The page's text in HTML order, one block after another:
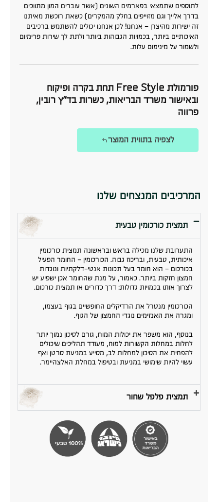
לתוספים שתמצאי בפארמים השונים (אשר עוברים המון מתווכים
בדרך אלייך וגם מזוייפים בחלק מהמקרים) כשאת רוכשת מאיתנו
זה ישירות מהיצרן – אנחנו! לכן אנחנו יכולים להשתמש ברכיבים
האיכותיים ביותר, בכמויות הגבוהות ביותר ולתת לך שירות פרימיום
ולשמור על מינימום עלות.
פורמולת Free Style תחת בקרה ופיקוח
ובאישור משרד הבריאות, כשרות בד״ץ רובין,
פרווה
לצפיה בתווית המוצר
המרכיבים המנצחים שלנו
תמצית כורכומין טבעית
התערובת שלנו מכילה בראש ובראשונה תמצית כורכומין
איכותית, טבעית, ובריכוז גבוה. הכורכומין – החומר הפעיל
בכורכום – הוא חומר בעל תכונות אנטי-דלקתיות ונוגדות
חמצון חזקות ביותר. כאמור, על מנת שהחומר אכן ישפיע יש
לצרוך אותו בכמויות גדולות: דרך כדורים או תמצית כורכום.
הכורכומין מנטרל את הרדיקלים החופשיים בגוף בעצמו,
ומגרה את האנזימים נוגדי החמצון של הגוף.
בנוסף, הוא משפר את יכולות המוח, גורם לסיכון נמוך יותר
לחלות במחלות הקשורות למוח, מעודד תהליכים שיכולים
להפחית את הסיכון למחלות לב, מסייע במניעת סרטן ואף
עשוי להיות שימושי במניעת ובטיפול במחלת האלצהיימר.
תמצית פלפל שחור